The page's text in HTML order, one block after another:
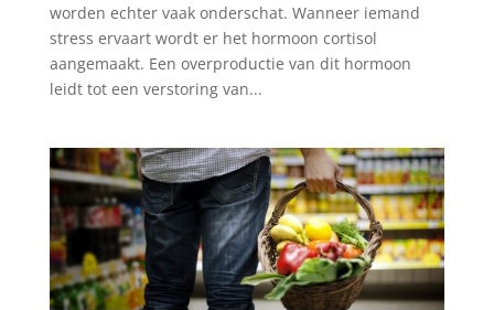
worden echter vaak onderschat. Wanneer iemand
stress ervaart wordt er het hormoon cortisol
aangemaakt. Een overproductie van dit hormoon
leidt tot een verstoring van...